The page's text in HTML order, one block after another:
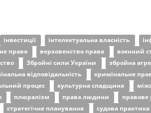
інвестиції інтелектуальна власність
право верховенство права воєнний
Збройні сили України збройна
відповідальність кримінальне
процес культурна спадщина
плюралізм права людини правове
стратегічне планування судова практика